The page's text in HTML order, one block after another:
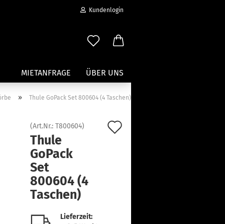
Kundenlogin
vergessen?
MIETANFRAGE ÜBER UNS
Paddleboard Traeger
Kajak und Kanuträger
Träger für Surfbretter
Zubehör für Wassersportträger
» Thule GoPack Set 800604 (4 Taschen)
(Art.Nr.:T800604)
Thule
GoPack
Set
800604 (4
Taschen)
Lieferzeit: